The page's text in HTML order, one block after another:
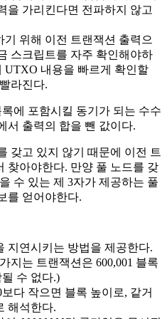
을 가리킨다면 전파하지 않고
기 위해 이전 트랜잭션 출력으
스크립트를 자주 확인해야하
UTXO 내용을 빠르게 확인할
라진다.
에 포함시킬 동기가 되는 수수
서 출력의 합을 뺀 값이다.
갖고 있지 않기 때문에 이전 트
찾아야한다. 만양 풀 노드를 갖
수 있는 제 3자가 제공하는 풀
를 얻어야한다.
지연시키는 방법을 제공한다.
지는 트랜잭션은 600,001 블록
수 없다.)
다 작으면 블록 높이로, 같거
해석한다.